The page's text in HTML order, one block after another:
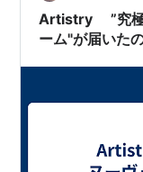
addictive co-op
Artistry ”究極
ーム"が届いた